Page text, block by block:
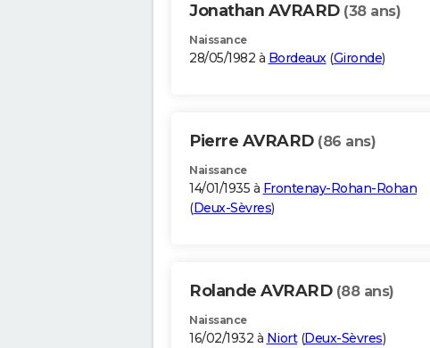
Jonathan AVRARD (38 ans)
Naissance
28/05/1982 à Bordeaux(Gironde)
Pierre AVRARD (86 ans)
Naissance
14/01/1935 à Frontenay-Rohan-Rohan
(Deux-Sèvres)
Rolande AVRARD (88 ans)
Naissance
16/02/1932 à Niort(Deux-Sèvres)